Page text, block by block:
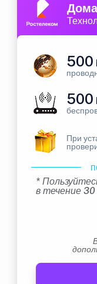
500
500
При
*
в течение